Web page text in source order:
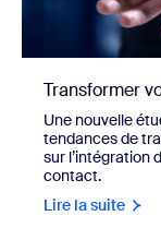
Transformer
Une nouvelle
tendances de
sur l’intégration
contact.
Lire la suite